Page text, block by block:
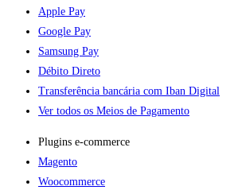
Apple Pay
Google Pay
Samsung Pay
Débito Direto
Transferência bancária com Iban Digital
Ver todos os Meios de Pagamento
Plugins e-commerce​
Magento
Woocommerce